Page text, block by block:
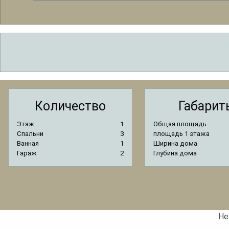
Количество
Этаж
1
Спальни
3
Ванная
1
Гараж
2
Общая площадь
площадь 1 этажа
Ширина дома
Глубина дома